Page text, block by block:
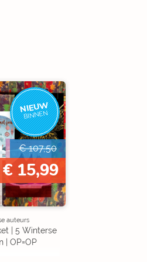
NIEUW
BINNEN
€ 107,50
€ 15,99
auteurs
| 5 Winterse
| OP=OP